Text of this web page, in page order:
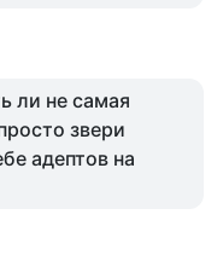
ли не самая
звери
адептов на